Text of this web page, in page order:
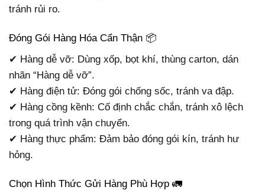
tránh rủi ro.
Đóng Gói Hàng Hóa Cẩn Thận 📦
✔ Hàng dễ vỡ: Dùng xốp, bọt khí, thùng carton, dán
nhãn “Hàng dễ vỡ”.
✔ Hàng điện tử: Đóng gói chống sốc, tránh va đập.
✔ Hàng cồng kềnh: Cố định chắc chắn, tránh xô lệch
trong quá trình vận chuyển.
✔ Hàng thực phẩm: Đảm bảo đóng gói kín, tránh hư
hỏng.
Chọn Hình Thức Gửi Hàng Phù Hợp 🚛